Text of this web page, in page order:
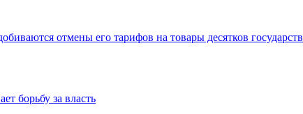
отмены его тарифов на товары десятков государств